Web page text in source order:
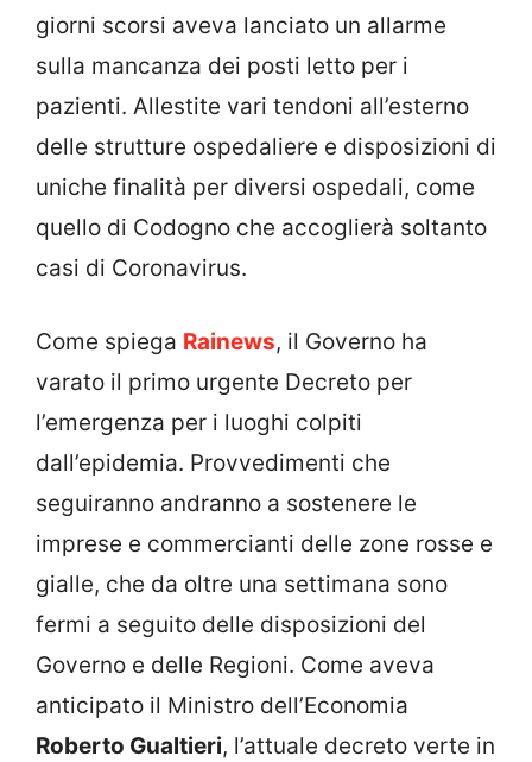
giorni scorsi aveva lanciato un allarme
sulla mancanza dei posti letto per i
pazienti. Allestite vari tendoni all’esterno
delle strutture ospedaliere e disposizioni di
uniche finalità per diversi ospedali, come
quello di Codogno che accoglierà soltanto
casi di Coronavirus.
Come spiega Rainews, il Governo ha
varato il primo urgente Decreto per
l’emergenza per i luoghi colpiti
dall’epidemia. Provvedimenti che
seguiranno andranno a sostenere le
imprese e commercianti delle zone rosse e
gialle, che da oltre una settimana sono
fermi a seguito delle disposizioni del
Governo e delle Regioni. Come aveva
anticipato il Ministro dell’Economia
Roberto Gualtieri, l’attuale decreto verte in